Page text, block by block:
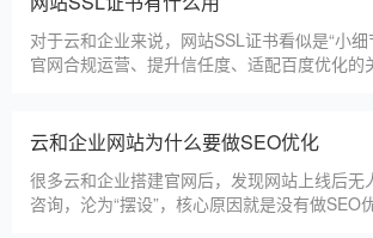
更多案例
建站百科 ·